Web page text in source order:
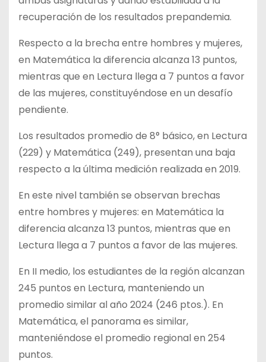
recuperación de los resultados prepandemia.
Respecto a la brecha entre hombres y mujeres,
en Matemática la diferencia alcanza 13 puntos,
mientras que en Lectura llega a 7 puntos a favor
de las mujeres, constituyéndose en un desafío
pendiente.
Los resultados promedio de 8° básico, en Lectura
(229) y Matemática (249), presentan una baja
respecto a la última medición realizada en 2019.
En este nivel también se observan brechas
entre hombres y mujeres: en Matemática la
diferencia alcanza 13 puntos, mientras que en
Lectura llega a 7 puntos a favor de las mujeres.
En II medio, los estudiantes de la región alcanzan
245 puntos en Lectura, manteniendo un
promedio similar al año 2024 (246 ptos.). En
Matemática, el panorama es similar,
manteniéndose el promedio regional en 254
puntos.